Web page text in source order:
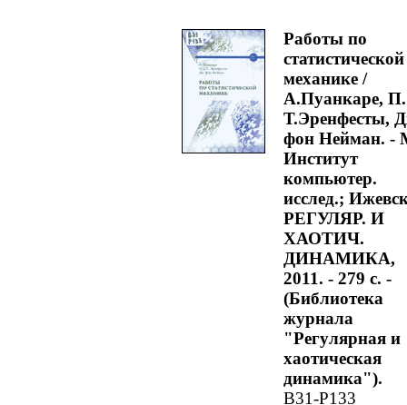
Работы по
статистической
механике /
А.Пуанкаре,
Т.Эренфесты,
фон Нейман. -
Институт
компьютер.
исслед.;
РЕГУЛЯР. И
ХАОТИЧ.
ДИНАМИКА,
2011. - 279 с. -
(Библиотека
журнала
"Регулярная и
хаотическая
динамика").
В31-Р133